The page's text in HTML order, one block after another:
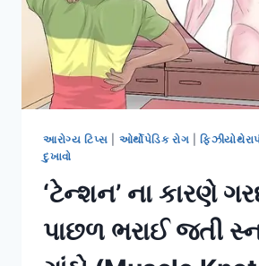
આરોગ્ય ટિપ્સ ઓર્થોપેડિક રોગ |
દુખાવો
‘ટેન્શન’ ના કારણે
પાછળ ભરાઈ જતી